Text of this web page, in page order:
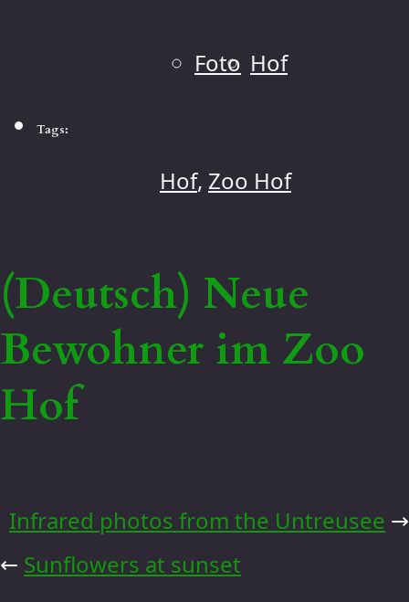
Foto Hof
Tags:
Hof, Zoo Hof
(Deutsch) Neue
Bewohner im Zoo
Hof
Infrared photos from the Untreusee →
← Sunflowers at sunset